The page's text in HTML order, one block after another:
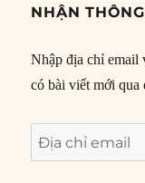
NHẬN
Nhập địa chỉ email
có bài viết mới qua
Địa
chỉ